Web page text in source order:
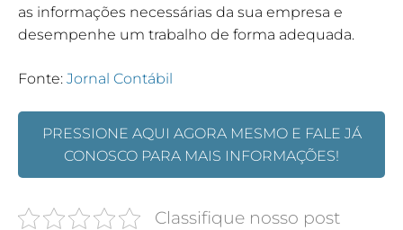
as informações necessárias da sua empresa e
desempenhe um trabalho de forma adequada.
Fonte: Jornal Contábil
PRESSIONE AQUI AGORA MESMO E FALE JÁ
CONOSCO PARA MAIS INFORMAÇÕES!
Classifique nosso post